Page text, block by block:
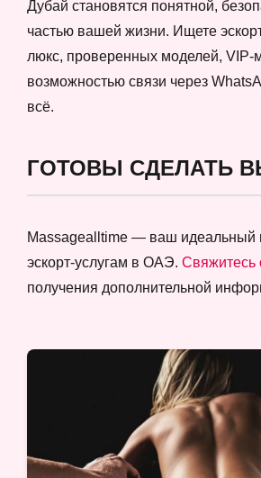
Дубай становятся понятной,
частью вашей жизни. Ищете
люкс, проверенных моделей, VIP-
возможностью связи через
всё.
ГОТОВЫ СДЕЛАТЬ
Massagealltime — ваш идеальный
эскорт-услугам в ОАЭ. Свяжитесь
получения дополнительной